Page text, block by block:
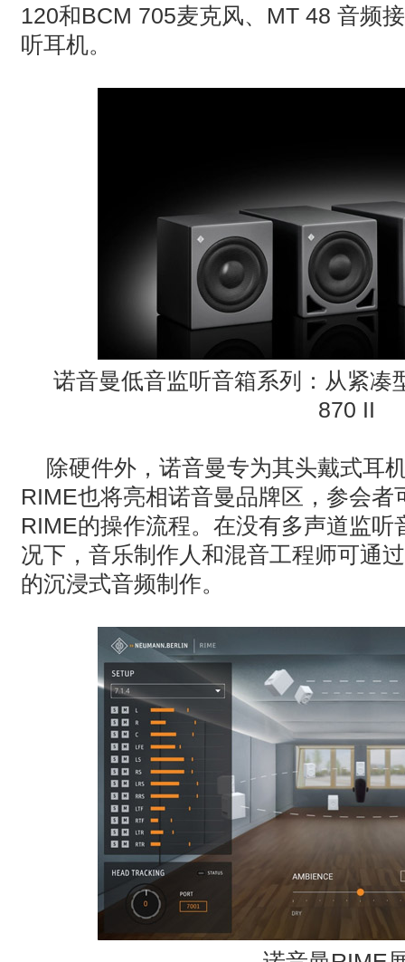
120和BCM 705麦克风、MT 48 音频
听耳机。
诺音曼低音监听音箱系列：从紧凑
870 II
除硬件外，诺音曼专为其头戴式耳
RIME也将亮相诺音曼品牌区，参会者
RIME的操作流程。在没有多声道监
况下，音乐制作人和混音工程师可通
的沉浸式音频制作。